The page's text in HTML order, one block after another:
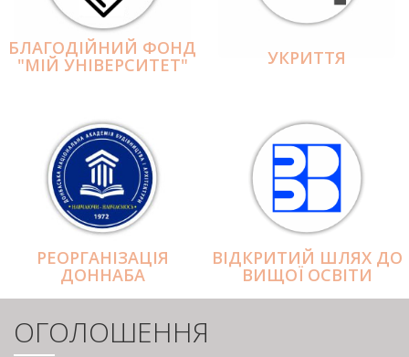
БЛАГОДІЙНИЙ ФОНД
"МІЙ УНІВЕРСИТЕТ" УКРИТТЯ
РЕОРГАНІЗАЦІЯ
ДОННАБА
ВІДКРИТИЙ ШЛЯХ ДО
ВИЩОЇ ОСВІТИ
ОГОЛОШЕННЯ